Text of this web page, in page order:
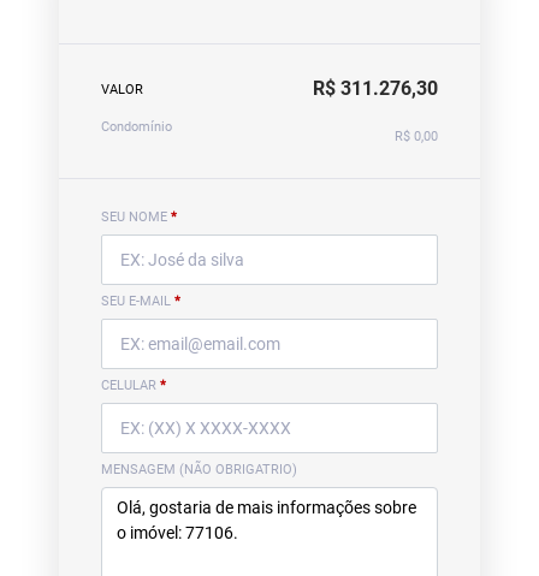
VALOR R$ 311.276,30
Condomínio
R$ 0,00
SEU NOME *
SEU E-MAIL *
CELULAR *
MENSAGEM (NÃO OBRIGATRIO)